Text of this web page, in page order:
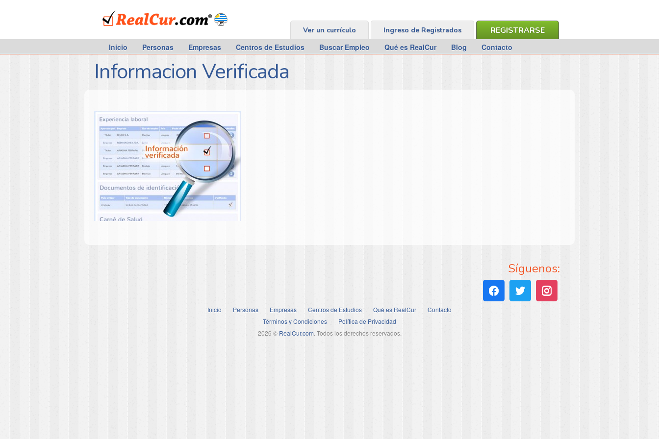
RealCur.com
REGISTRARSE
Ingreso de Registrados
Ver un currículo
Inicio Personas Empresas Centros de Estudios Buscar Empleo Qué es RealCur Blog Contacto
Informacion Verificada
Síguenos:
Inicio Personas Empresas Centros de Estudios Qué es RealCur
Contacto
Términos y Condiciones
Política de Privacidad
2026 © RealCur.com. Todos los derechos reservados.